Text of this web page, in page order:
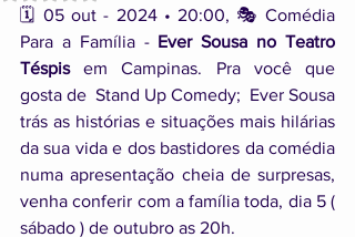
🗓️ 05 out - 2024 • 20:00, 🎭 Comédia
Para a Família - Ever Sousa no Teatro
Téspis em Campinas. Pra você que
gosta de  Stand Up Comedy;  Ever Sousa
trás as histórias e situações mais hilárias
da sua vida e dos bastidores da comédia
numa apresentação cheia de surpresas,
venha conferir com a família toda, dia 5 (
sábado ) de outubro as 20h.